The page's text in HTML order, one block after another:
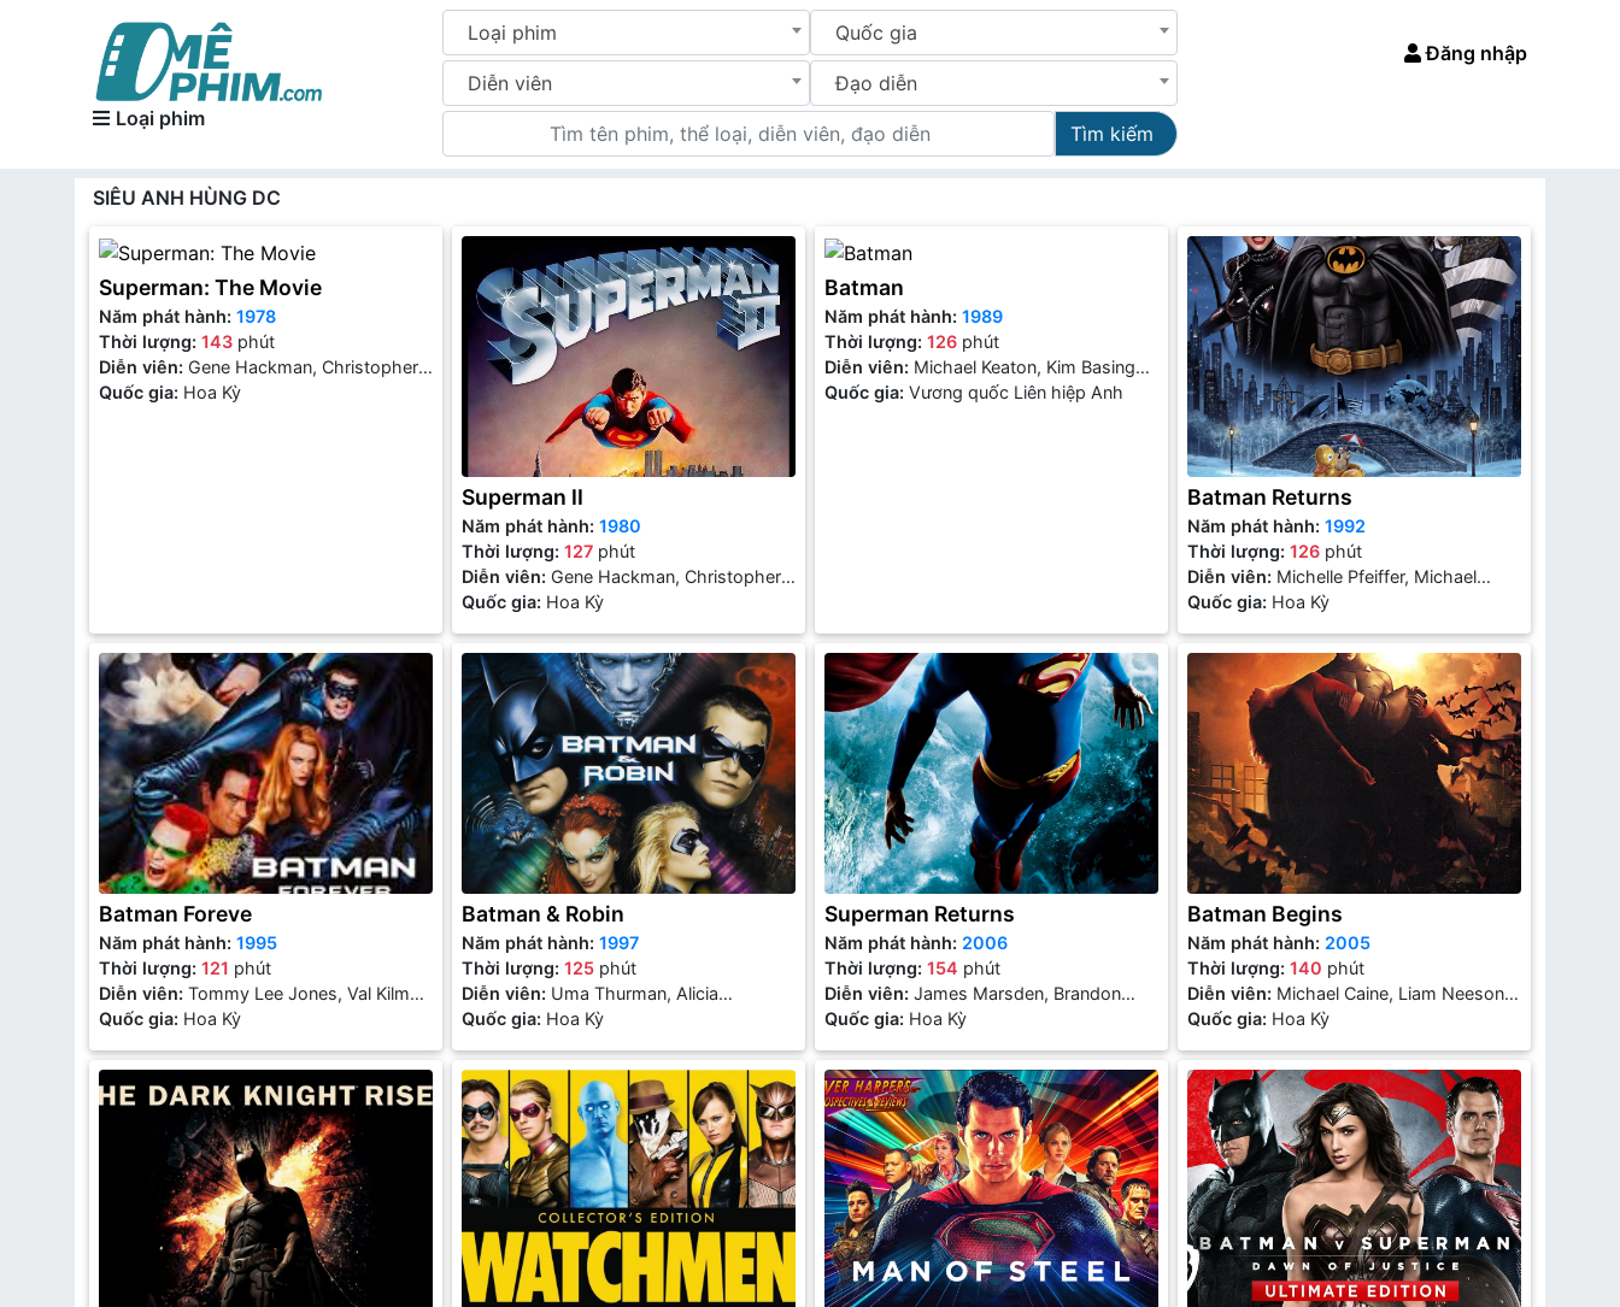
Loại phim
Loại phim Quốc gia
Diễn viên Đạo diễn
Tìm kiếm
Đăng nhập
SIÊU ANH HÙNG DC
Superman: The Movie
Năm phát hành: 1978
Thời lượng: 143 phút
Diễn viên: Gene Hackman, Christopher
Reeve, Margot Kidder, Marlon Brando
Quốc gia: Hoa Kỳ
Superman II
Năm phát hành: 1980
Thời lượng: 127 phút
Diễn viên: Gene Hackman, Christopher
Reeve, Margot Kidder, Terence Stamp
Quốc gia: Hoa Kỳ
Batman
Năm phát hành: 1989
Thời lượng: 126 phút
Diễn viên: Michael Keaton, Kim Basinger,
Jack Nicholson
Quốc gia: Vương quốc Liên hiệp Anh
Batman Returns
Năm phát hành: 1992
Thời lượng: 126 phút
Diễn viên: Michelle Pfeiffer, Michael
Keaton, Danny DeVito, Christopher
Quốc gia: Hoa Kỳ
Batman Foreve
Năm phát hành: 1995
Thời lượng: 121 phút
Diễn viên: Tommy Lee Jones, Val Kilmer,
Jim Carrey
Quốc gia: Hoa Kỳ
Batman & Robin
Năm phát hành: 1997
Thời lượng: 125 phút
Diễn viên: Uma Thurman, Alicia
Silverstone, Chris O’Donnell, Arnold
Quốc gia: Hoa Kỳ
Superman Returns
Năm phát hành: 2006
Thời lượng: 154 phút
Diễn viên: James Marsden, Brandon
Routh, Kate Bosworth, Kevin Spacey
Quốc gia: Hoa Kỳ
Batman Begins
Năm phát hành: 2005
Thời lượng: 140 phút
Diễn viên: Michael Caine, Liam Neeson,
Christian Bale, Gary Oldman
Quốc gia: Hoa Kỳ